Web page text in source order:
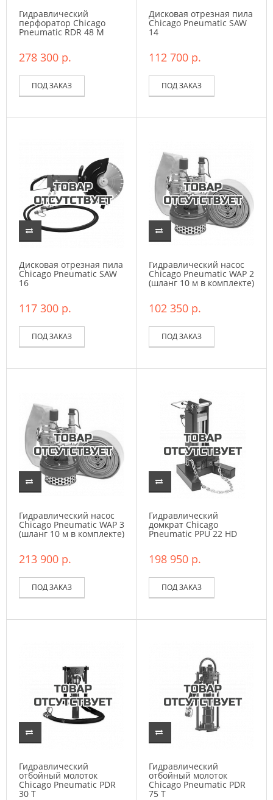
Гидравлический
перфоратор Chicago
Pneumatic RDR 48 M
278 300 р.
ПОД ЗАКАЗ
Дисковая отрезная пила
Chicago Pneumatic SAW
14
112 700 р.
ПОД ЗАКАЗ
Дисковая отрезная пила
Chicago Pneumatic SAW
16
117 300 р.
ПОД ЗАКАЗ
Гидравлический насос
Chicago Pneumatic WAP 2
(шланг 10 м в комплекте)
102 350 р.
ПОД ЗАКАЗ
Гидравлический насос
Chicago Pneumatic WAP 3
(шланг 10 м в комплекте)
213 900 р.
ПОД ЗАКАЗ
Гидравлический
домкрат Chicago
Pneumatic PPU 22 HD
198 950 р.
ПОД ЗАКАЗ
Гидравлический
отбойный молоток
Chicago Pneumatic PDR
30 T
Гидравлический
отбойный молоток
Chicago Pneumatic PDR
75 T